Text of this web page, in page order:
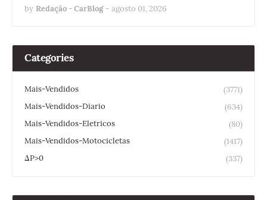
by Redação - CarBlog - agosto 01, 2026
Categories
Mais-Vendidos
(3771)
Mais-Vendidos-Diario
(634)
Mais-Vendidos-Eletricos
(80)
Mais-Vendidos-Motocicletas
(1417)
ΔP>0
(337)